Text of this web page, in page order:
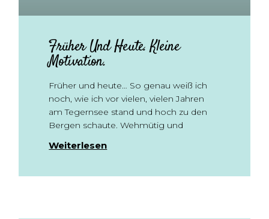
Früher Und Heute. Kleine
Motivation.
Früher und heute… So genau weiß ich
noch, wie ich vor vielen, vielen Jahren
am Tegernsee stand und hoch zu den
Bergen schaute. Wehmütig und
Weiterlesen